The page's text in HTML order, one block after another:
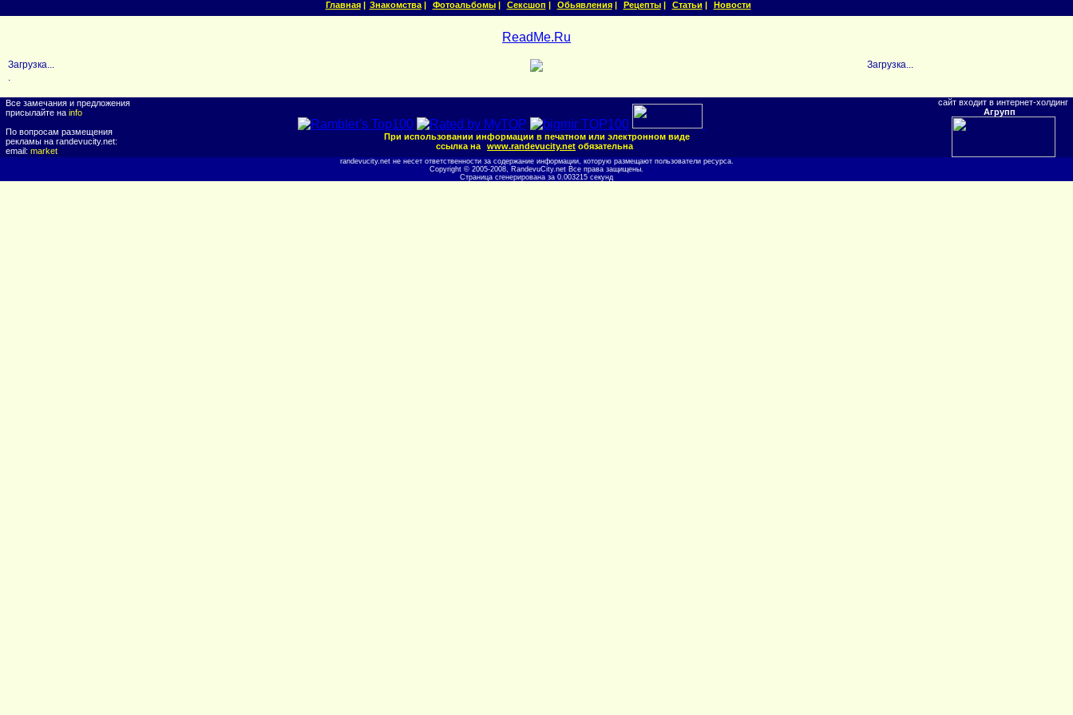
Главная| Знакомства| Фотоальбомы| Сексшоп | Обьявления| Рецепты| Статьи | Новости
ReadMe.Ru
Загрузка...
Загрузка...
.
Все замечания и предложения
присылайте на info
По вопросам размещения
рекламы на randevucity.net:
email: market
При использовании информации в печатном или электронном виде
ссылка на
www.randevucity.net обязательна
сайт входит в интернет-холдинг
Агрупп
randevucity.net не несет ответственности за содержание информации, которую размещают пользователи ресурса.
Copyright © 2005-2008, RandevuCity.net Все права защищены.
Страница сгенерирована за 0.003215 секунд